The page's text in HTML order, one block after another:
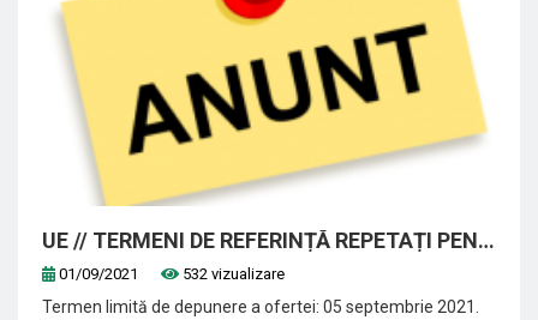
UE // TERMENI DE REFERINȚĂ REPETAȚI PENTRU SELECTAREA UNEI PERSOANE FIZICE SAU JURIDICE CARE VA PRESTA SERVICII DE COACHING ȘI CONSULTANȚĂ PRIVIND PROCEDURILE DE ACHIZIȚII ÎN CADRUL A 12 OSC-URI BENEFICIARE A PROGRAMULUI DE GRANTURI LOCALE
01/09/2021 532 vizualizare
Termen limită de depunere a ofertei: 05 septembrie 2021.